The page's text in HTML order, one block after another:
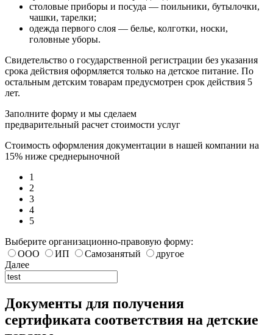
столовые приборы и посуда — поильники, бутылочки,
чашки, тарелки;
одежда первого слоя — белье, колготки, носки,
головные уборы.
Свидетельство о государственной регистрации без указания
срока действия оформляется только на детское питание. По
остальным детским товарам предусмотрен срок действия 5
лет.
Заполните форму и мы сделаем
предварительный расчет стоимости услуг
Стоимость оформления документации в нашей компании на
15% ниже среднерыночной
1
2
3
4
5
Выберите организационно-правовую форму:
ООО
ИП Самозанятый
другое
Далее
Документы для получения
сертификата соответствия на детские